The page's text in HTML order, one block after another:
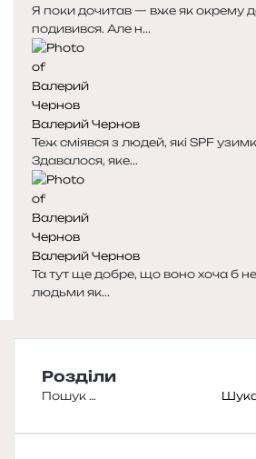
Я поки дочитав — вже як окрему
подивився. Але н...
Валерий Чернов
Теж сміявся з людей, які SPF
Здавалося, яке...
Валерий Чернов
Та тут ще добре, що воно хоча б
людьми як...
Розділи
Пошук: